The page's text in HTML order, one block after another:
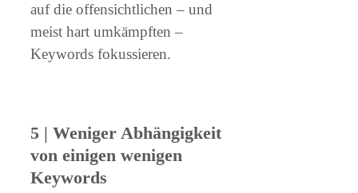
auf die offensichtlichen – und
meist hart umkämpften –
Keywords fokussieren.
5 | Weniger Abhängigkeit
von einigen wenigen
Keywords